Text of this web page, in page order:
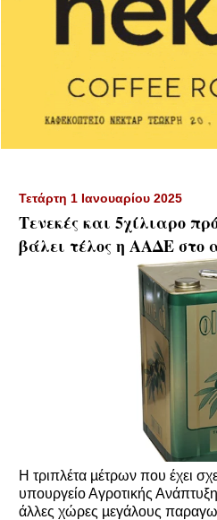
Τετάρτη 1 Ιανουαρίου 2025
Τενεκές και 5χίλιαρο
βάλει τέλος η ΑΑΔΕ στο
Η τριπλέτα µέτρων που έχει
υπουργείο Αγροτικής
άλλες χώρες µεγάλους